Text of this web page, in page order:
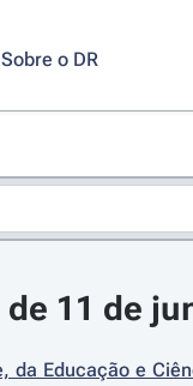
Sobre o DR
11 de
da Educação e